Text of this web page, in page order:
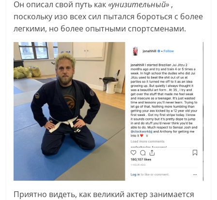
Он описал свой путь как«унизительный» ,
поскольку изо всех сил пытался бороться с более
легкими, но более опытными спортсменами.
Приятно видеть, как великий актер занимается